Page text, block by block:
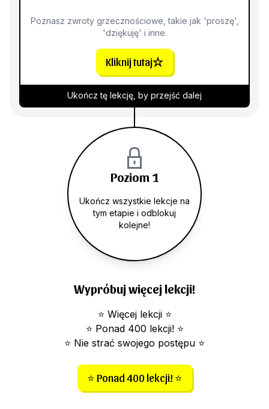
Poznasz zwroty grzecznościowe, takie jak 'proszę',
'dziękuję' i inne.
Kliknij tutaj
Ukończ tę lekcję, by przejść dalej
Poziom 1
Ukończ wszystkie lekcje na
tym etapie i odblokuj
kolejne!
Wypróbuj więcej lekcji!
⭐ Więcej lekcji ⭐
⭐ Ponad 400 lekcji! ⭐
⭐ Nie strać swojego postępu ⭐
⭐ Ponad 400 lekcji! ⭐